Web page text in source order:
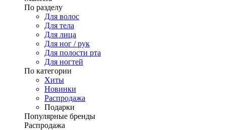
По разделу
Для волос
Для тела
Для лица
Для ног / рук
Для полости рта
Для ногтей
По категории
Хиты
Новинки
Распродажа
Подарки
Популярные бренды
Распродажа